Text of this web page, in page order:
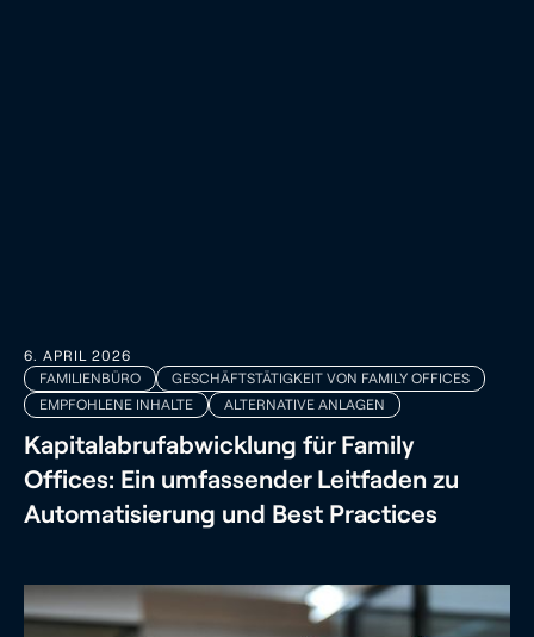
6. APRIL 2026
FAMILIENBÜRO
GESCHÄFTSTÄTIGKEIT VON FAMILY OFFICES
EMPFOHLENE INHALTE
ALTERNATIVE ANLAGEN
Kapitalabrufabwicklung für Family
Offices: Ein umfassender Leitfaden zu
Automatisierung und Best Practices